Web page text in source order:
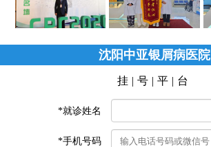
沈阳中亚银屑病医院
挂|号|平|台
*就诊姓名
*手机号码